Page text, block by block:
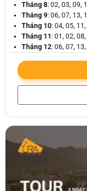
Tháng 8: 02, 03, 09,
Tháng 9: 06, 07, 13,
Tháng 10: 04, 05,
Tháng 11: 01, 02,
Tháng 12: 06, 07,